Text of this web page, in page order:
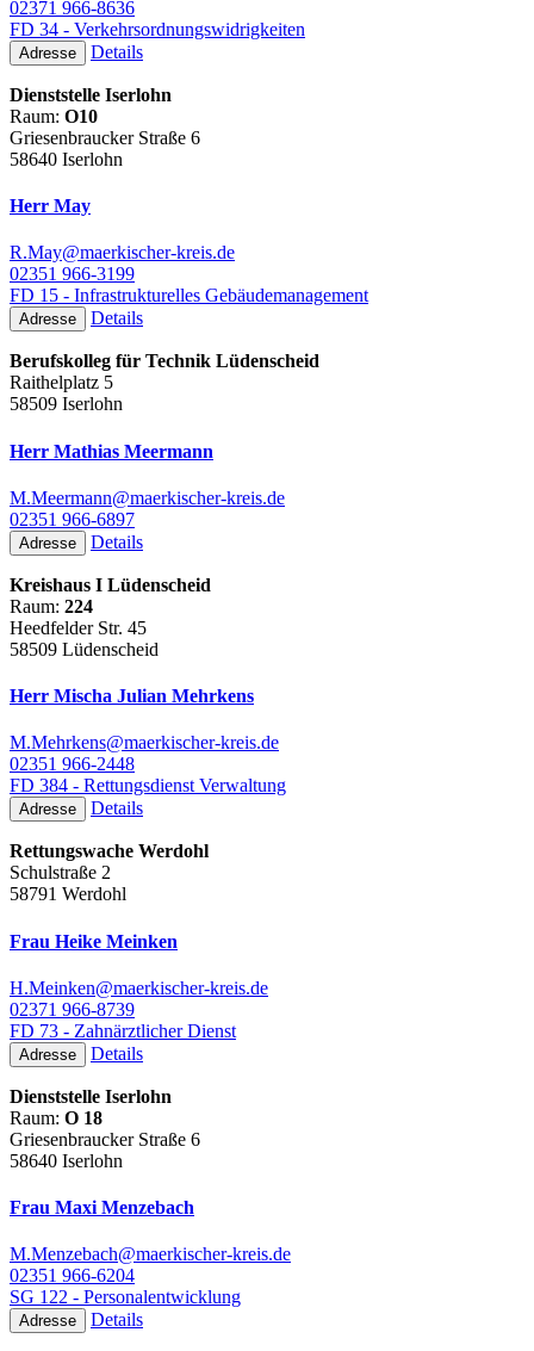
02371 966-8636
FD 34 - Verkehrsordnungswidrigkeiten
Adresse Details
Dienststelle Iserlohn
Raum: O10
Griesenbraucker Straße 6
58640 Iserlohn
Herr May
R.May@maerkischer-kreis.de
02351 966-3199
FD 15 - Infrastrukturelles Gebäudemanagement
Adresse Details
Berufskolleg für Technik Lüdenscheid
Raithelplatz 5
58509 Iserlohn
Herr Mathias Meermann
M.Meermann@maerkischer-kreis.de
02351 966-6897
Adresse Details
Kreishaus I Lüdenscheid
Raum: 224
Heedfelder Str. 45
58509 Lüdenscheid
Herr Mischa Julian Mehrkens
M.Mehrkens@maerkischer-kreis.de
02351 966-2448
FD 384 - Rettungsdienst Verwaltung
Adresse Details
Rettungswache Werdohl
Schulstraße 2
58791 Werdohl
Frau Heike Meinken
H.Meinken@maerkischer-kreis.de
02371 966-8739
FD 73 - Zahnärztlicher Dienst
Adresse Details
Dienststelle Iserlohn
Raum: O 18
Griesenbraucker Straße 6
58640 Iserlohn
Frau Maxi Menzebach
M.Menzebach@maerkischer-kreis.de
02351 966-6204
SG 122 - Personalentwicklung
Adresse Details